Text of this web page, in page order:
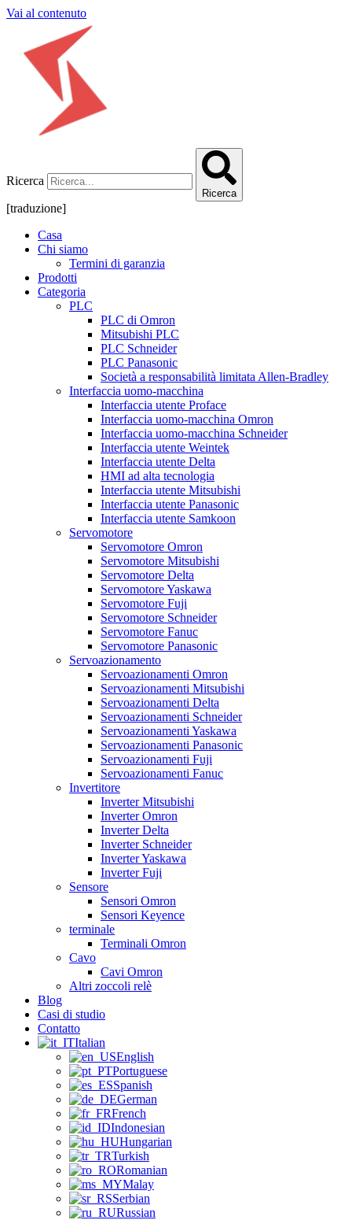
Vai al contenuto
Ricerca
Ricerca
[traduzione]
Casa
Chi siamo
Termini di garanzia
Prodotti
Categoria
PLC
PLC di Omron
Mitsubishi PLC
PLC Schneider
PLC Panasonic
Società a responsabilità limitata Allen-Bradley
Interfaccia uomo-macchina
Interfaccia utente Proface
Interfaccia uomo-macchina Omron
Interfaccia uomo-macchina Schneider
Interfaccia utente Weintek
Interfaccia utente Delta
HMI ad alta tecnologia
Interfaccia utente Mitsubishi
Interfaccia utente Panasonic
Interfaccia utente Samkoon
Servomotore
Servomotore Omron
Servomotore Mitsubishi
Servomotore Delta
Servomotore Yaskawa
Servomotore Fuji
Servomotore Schneider
Servomotore Fanuc
Servomotore Panasonic
Servoazionamento
Servoazionamenti Omron
Servoazionamenti Mitsubishi
Servoazionamenti Delta
Servoazionamenti Schneider
Servoazionamenti Yaskawa
Servoazionamenti Panasonic
Servoazionamenti Fuji
Servoazionamenti Fanuc
Invertitore
Inverter Mitsubishi
Inverter Omron
Inverter Delta
Inverter Schneider
Inverter Yaskawa
Inverter Fuji
Sensore
Sensori Omron
Sensori Keyence
terminale
Terminali Omron
Cavo
Cavi Omron
Altri zoccoli relè
Blog
Casi di studio
Contatto
Italian
English
Portuguese
Spanish
German
French
Indonesian
Hungarian
Turkish
Romanian
Malay
Serbian
Russian